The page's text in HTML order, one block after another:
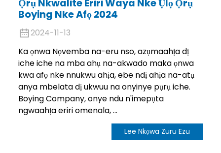
Ọrụ Nkwalite Eriri Waya Nke Ụlọ Ọrụ
Boying Nke Afọ 2024
2024-11-13
Ka ọnwa Nọvemba na-eru nso, azụmaahịa dị
iche iche na mba ahụ na-akwado maka ọnwa
kwa afọ nke nnukwu ahịa, ebe ndị ahịa na-atụ
anya mbelata dị ukwuu na onyinye pụrụ iche.
Boying Company, onye ndu n'imepụta
ngwaahịa eriri omenala, ...
Lee Nkọwa Zuru Ezu